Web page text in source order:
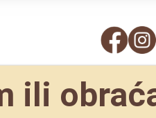
ili